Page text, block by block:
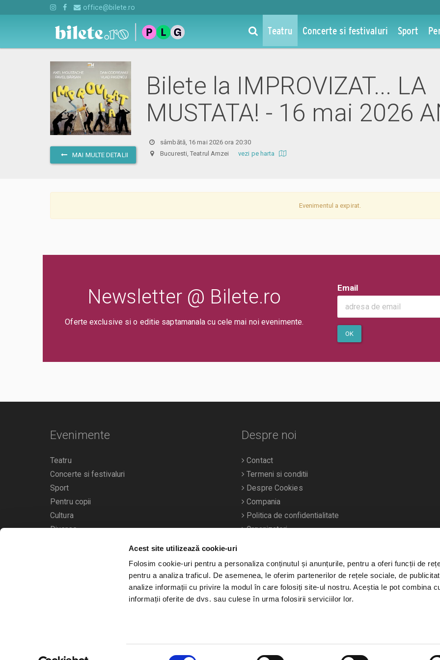
Acest site utilizează cookie-uri
Folosim cookie-uri pentru a personaliza conținutul și anunțurile, pentru a oferi funcții de
pentru a analiza traficul. De asemenea, le oferim partenerilor de rețele sociale, de
analize informații cu privire la modul în care folosiți site-ul nostru. Aceștia le pot combina
informații oferite de dvs. sau culese în urma folosirii serviciilor lor.
office@bilete.ro
Teatru Concerte si festivaluri Sport
MAI MULTE DETALII
Bilete la IMPROVIZAT... LA
MUSTATA! - 16 mai 2026
sâmbătă, 16 mai 2026 ora 20:30
Bucuresti, Teatrul Amzeivezi pe harta
Evenimentul a expirat.
Newsletter @ Bilete.ro
Oferte exclusive si o editie saptamanala cu cele mai noi evenimente.
Email
OK
Evenimente
Teatru
Concerte si festivaluri
Sport
Pentru copii
Cultura
Diverse
Calendarul evenimentelor
Despre noi
Contact
Termeni si conditii
Despre Cookies
Compania
Politica de confidentialitate
Organizatori
Bilete.ro